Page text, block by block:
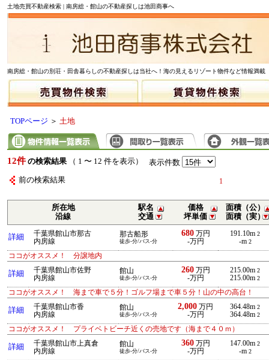
土地売買不動産検索 | 南房総・館山の不動産探しは池田商事へ
南房総・館山の別荘・田舎暮らしの不動産探しは当社へ！海の見えるリゾート物件など情報満載
TOPページ ＞ 土地
12件 の検索結果 （ 1 〜 12 件を表示） 表示件数
前の検索結果 1
所在地
沿線
駅名
交通
価格
坪単価
面積（公）
面積（実）
詳細
千葉県館山市那古
内房線
那古船形
徒歩-分/バス-分
680万円
-万円
191.10m 2
-m 2
ココがオススメ！ 分譲地内
詳細
千葉県館山市佐野
内房線
館山
徒歩-分/バス-分
260万円
-万円
215.00m 2
215.00m 2
ココがオススメ！ 海まで車で５分！ゴルフ場まで車５分！山の中の高台！
詳細
千葉県館山市香
内房線
館山
徒歩-分/バス-分
2,000 万円
-万円
364.48m 2
364.48m 2
ココがオススメ！ プライベトビーチ近くの売地です（海まで４０ｍ）
詳細
千葉県館山市上真倉
内房線
館山
徒歩-分/バス-分
360万円
-万円
147.00m 2
-m 2